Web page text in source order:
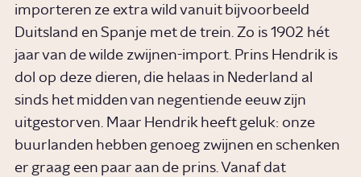
importeren ze extra wild vanuit bijvoorbeeld
Duitsland en Spanje met de trein. Zo is 1902 hét
jaar van de wilde zwijnen-import. Prins Hendrik is
dol op deze dieren, die helaas in Nederland al
sinds het midden van negentiende eeuw zijn
uitgestorven. Maar Hendrik heeft geluk: onze
buurlanden hebben genoeg zwijnen en schenken
er graag een paar aan de prins. Vanaf dat